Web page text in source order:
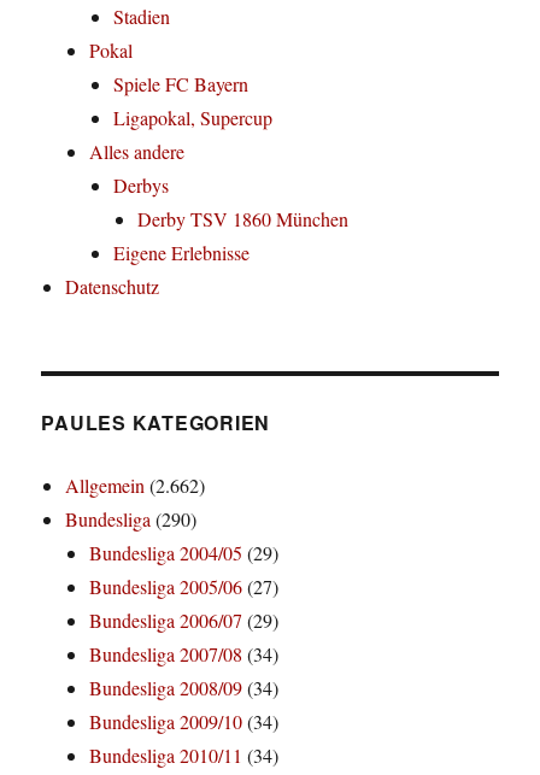
Stadien
Pokal
Spiele FC Bayern
Ligapokal, Supercup
Alles andere
Derbys
Derby TSV 1860 München
Eigene Erlebnisse
Datenschutz
PAULES KATEGORIEN
Allgemein(2.662)
Bundesliga(290)
Bundesliga 2004/05 (29)
Bundesliga 2005/06(27)
Bundesliga 2006/07 (29)
Bundesliga 2007/08 (34)
Bundesliga 2008/09(34)
Bundesliga 2009/10(34)
Bundesliga 2010/11 (34)